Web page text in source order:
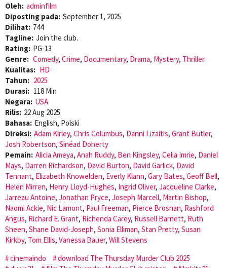
Oleh: adminfilm
Diposting pada: September 1, 2025
Dilihat: 744
Tagline: Join the club.
Rating: PG-13
Genre: Comedy, Crime, Documentary, Drama, Mystery, Thriller
Kualitas: HD
Tahun: 2025
Durasi: 118 Min
Negara: USA
Rilis: 22 Aug 2025
Bahasa: English, Polski
Direksi: Adam Kirley, Chris Columbus, Danni Lizaitis, Grant Butler,
Josh Robertson, Sinéad Doherty
Pemain: Alicia Ameya, Anah Ruddy, Ben Kingsley, Celia Imrie, Daniel
Mays, Darren Richardson, David Burton, David Garlick, David
Tennant, Elizabeth Knowelden, Everly Klann, Gary Bates, Geoff Bell,
Helen Mirren, Henry Lloyd-Hughes, Ingrid Oliver, Jacqueline Clarke,
Jarreau Antoine, Jonathan Pryce, Joseph Marcell, Martin Bishop,
Naomi Ackie, Nic Lamont, Paul Freeman, Pierce Brosnan, Rashford
Angus, Richard E. Grant, Richenda Carey, Russell Barnett, Ruth
Sheen, Shane David-Joseph, Sonia Elliman, Stan Pretty, Susan
Kirkby, Tom Ellis, Vanessa Bauer, Will Stevens
cinemaindo
download The Thursday Murder Club 2025